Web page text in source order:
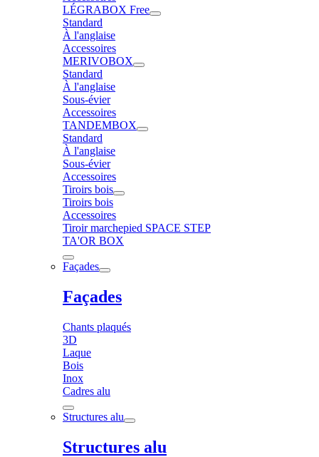
LÉGRABOX Free
Standard
À l'anglaise
Accessoires
MERIVOBOX
Standard
À l'anglaise
Sous-évier
Accessoires
TANDEMBOX
Standard
À l'anglaise
Sous-évier
Accessoires
Tiroirs bois
Tiroirs bois
Accessoires
Tiroir marchepied SPACE STEP
TA'OR BOX
Façades
Façades
Chants plaqués
3D
Laque
Bois
Inox
Cadres alu
Structures alu
Structures alu